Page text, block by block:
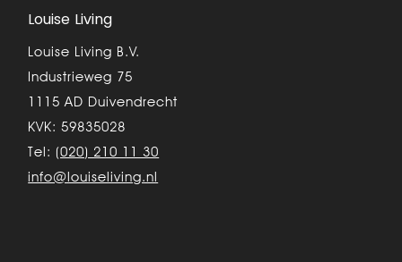
Louise Living
Louise Living B.V.
Industrieweg 75
1115 AD Duivendrecht
KVK: 59835028
Tel: (020) 210 11 30
info@louiseliving.nl